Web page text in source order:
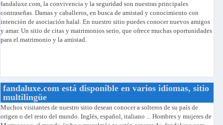
fandaluxe.com, la convivencia y la seguridad son nuestras principales
contraseñas. Damas y caballeros, en busca de amistad y conocimiento con
intención de asociación halal. En nuestro sitio puedes conocer nuevos amigos
y amar. Un sitio de citas y matrimonios serio, que ofrece muchas oportunidades
para el matrimonio y la amistad.
fandaluxe.com está disponible en varios idiomas, sitio
multilingüe
Muchos visitantes de nuestro sitio desean conocer a solteros de su país de
origen o del resto del mundo. Inglés, español, italiano ... Hombres y mujeres de